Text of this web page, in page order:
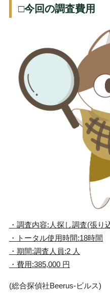
□今回の調査費用
・調査内容:人探し調査(張り
・トータル使用時間:18時間
・期間:調査人員:2 人
・費用:385,000 円
(総合探偵社Beerus‐ビルス)